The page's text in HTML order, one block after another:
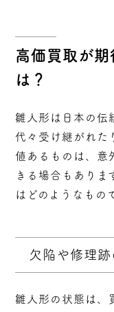
高価買取が期
は？
雛人形は日本の伝
代々受け継がれた
値あるものは、意
きる場合もありま
はどのようなもの
欠陥や修理跡
雛人形の状態は、